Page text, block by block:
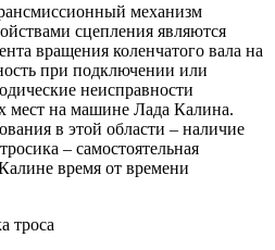
механизм
сцепления являются
вращения коленчатого вала на
при подключении или
неисправности
мест на машине Лада Калина.
в этой области – наличие
– самостоятельная
время от времени
троса